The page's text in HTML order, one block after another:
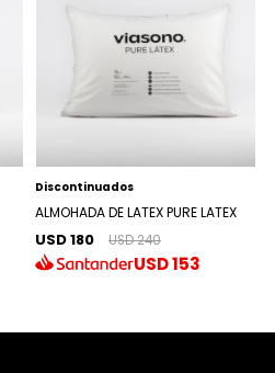
Discontinuados
ALMOHADA DE LATEX PURE LATEX
USD 180 USD 240
USD153